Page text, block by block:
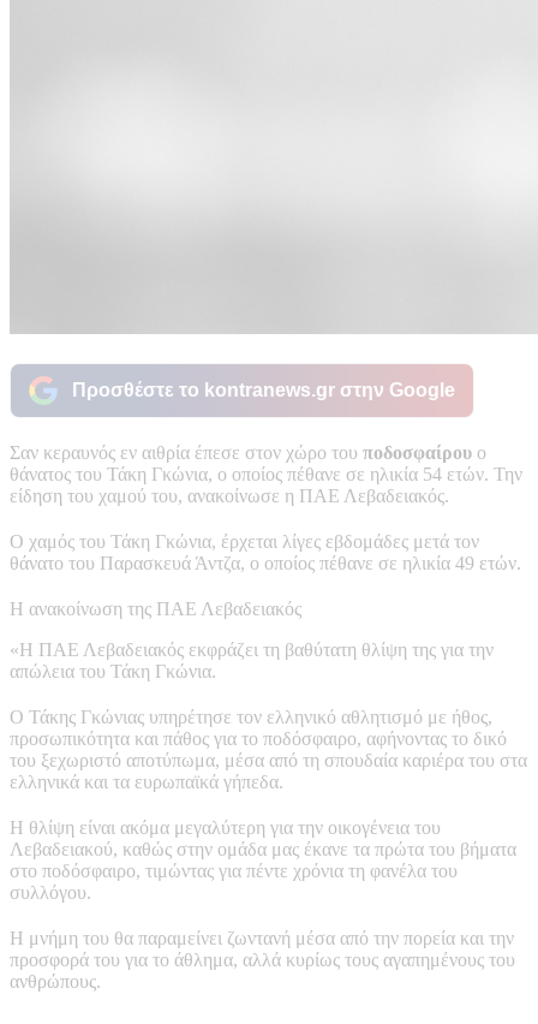
Προσθέστε το kontranews.gr στην Google
Σαν κεραυνός εν αιθρία έπεσε στον χώρο του ποδοσφαίρου ο
θάνατος του Τάκη Γκώνια, ο οποίος πέθανε σε ηλικία 54 ετών. Την
είδηση του χαμού του, ανακοίνωσε η ΠΑΕ Λεβαδειακός.
Ο χαμός του Τάκη Γκώνια, έρχεται λίγες εβδομάδες μετά τον
θάνατο του Παρασκευά Άντζα, ο οποίος πέθανε σε ηλικία 49 ετών.
Η ανακοίνωση της ΠΑΕ Λεβαδειακός
«Η ΠΑΕ Λεβαδειακός εκφράζει τη βαθύτατη θλίψη της για την
απώλεια του Τάκη Γκώνια.
Ο Τάκης Γκώνιας υπηρέτησε τον ελληνικό αθλητισμό με ήθος,
προσωπικότητα και πάθος για το ποδόσφαιρο, αφήνοντας το δικό
του ξεχωριστό αποτύπωμα, μέσα από τη σπουδαία καριέρα του στα
ελληνικά και τα ευρωπαϊκά γήπεδα.
Η θλίψη είναι ακόμα μεγαλύτερη για την οικογένεια του
Λεβαδειακού, καθώς στην ομάδα μας έκανε τα πρώτα του βήματα
στο ποδόσφαιρο, τιμώντας για πέντε χρόνια τη φανέλα του
συλλόγου.
Η μνήμη του θα παραμείνει ζωντανή μέσα από την πορεία και την
προσφορά του για το άθλημα, αλλά κυρίως τους αγαπημένους του
ανθρώπους.